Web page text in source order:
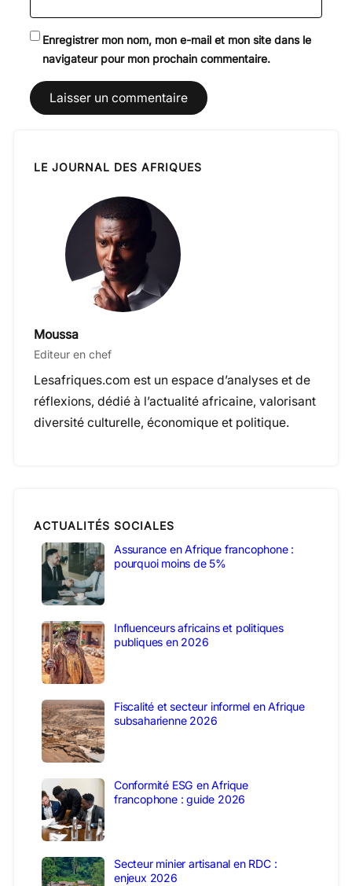
Enregistrer mon nom, mon e-mail et mon site dans le
navigateur pour mon prochain commentaire.
LE JOURNAL DES AFRIQUES
Moussa
Editeur en chef
Lesafriques.com est un espace d’analyses et de
réflexions, dédié à l’actualité africaine, valorisant
diversité culturelle, économique et politique.
ACTUALITÉS SOCIALES
Assurance en Afrique francophone :
pourquoi moins de 5%
Influenceurs africains et politiques
publiques en 2026
Fiscalité et secteur informel en Afrique
subsaharienne 2026
Conformité ESG en Afrique
francophone : guide 2026
Secteur minier artisanal en RDC :
enjeux 2026